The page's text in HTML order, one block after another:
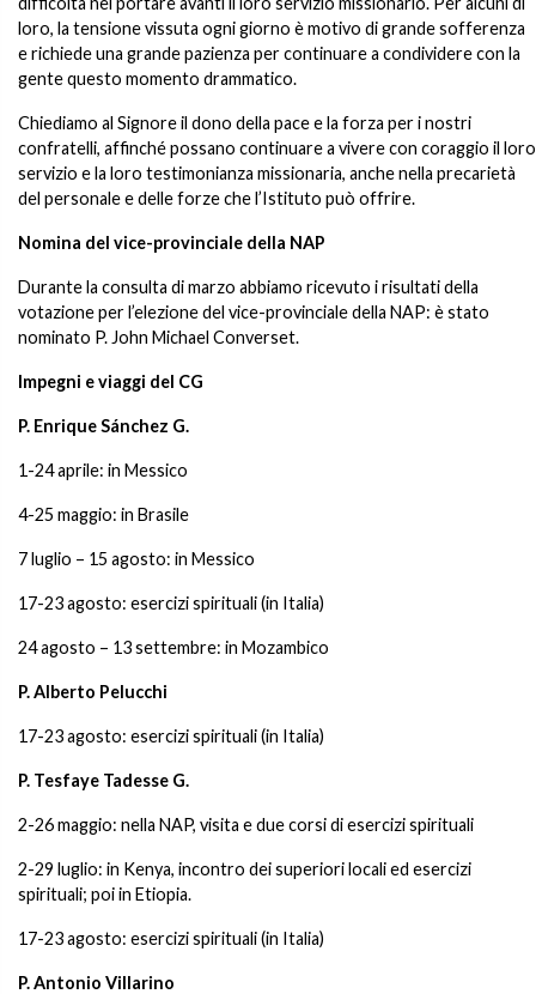
loro, la tensione vissuta ogni giorno è motivo di grande sofferenza
e richiede una grande pazienza per continuare a condividere con la
gente questo momento drammatico.
Chiediamo al Signore il dono della pace e la forza per i nostri
confratelli, affinché possano continuare a vivere con coraggio il loro
servizio e la loro testimonianza missionaria, anche nella precarietà
del personale e delle forze che l’Istituto può offrire.
Nomina del vice-provinciale della NAP
Durante la consulta di marzo abbiamo ricevuto i risultati della
votazione per l’elezione del vice-provinciale della NAP: è stato
nominato P. John Michael Converset.
Impegni e viaggi del CG
P. Enrique Sánchez G.
1-24 aprile: in Messico
4-25 maggio: in Brasile
7 luglio – 15 agosto: in Messico
17-23 agosto: esercizi spirituali (in Italia)
24 agosto – 13 settembre: in Mozambico
P. Alberto Pelucchi
17-23 agosto: esercizi spirituali (in Italia)
P. Tesfaye Tadesse G.
2-26 maggio: nella NAP, visita e due corsi di esercizi spirituali
2-29 luglio: in Kenya, incontro dei superiori locali ed esercizi
spirituali; poi in Etiopia.
17-23 agosto: esercizi spirituali (in Italia)
P. Antonio Villarino